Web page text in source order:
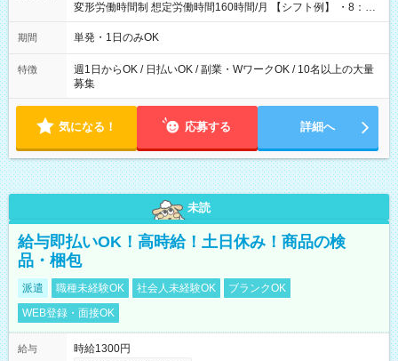
変形労働時間制 想定労働時間160時間/月 【シフト例】 ・8：00
～21：00
期間 単発・1日のみOK
特徴
週1日からOK / 日払いOK / 副業・WワークOK / 10名以上の大量
募集
気になる！ 応募する 詳細へ
未読
給与即払いOK！高時給！土日休み！商品の検
品・梱包
派遣 職種未経験OK 社会人未経験OK
ブランクOK
WEB登録・面接OK
給与
時給1300円